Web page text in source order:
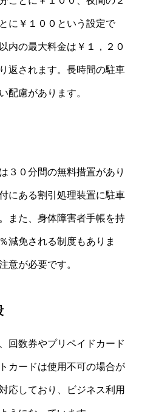
に￥１００という設定で
内の最大料金は￥１，２０
返されます。長時間の駐車
配慮があります。
３０分間の無料措置があり
にある割引処理装置に駐車
また、身体障害者手帳を持
減免される制度もありま
意が必要です。
回数券やプリペイドカード
カードは使用不可の場合が
応しており、ビジネス利用